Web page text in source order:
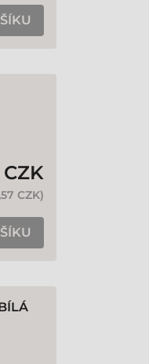
CZK
CZK)